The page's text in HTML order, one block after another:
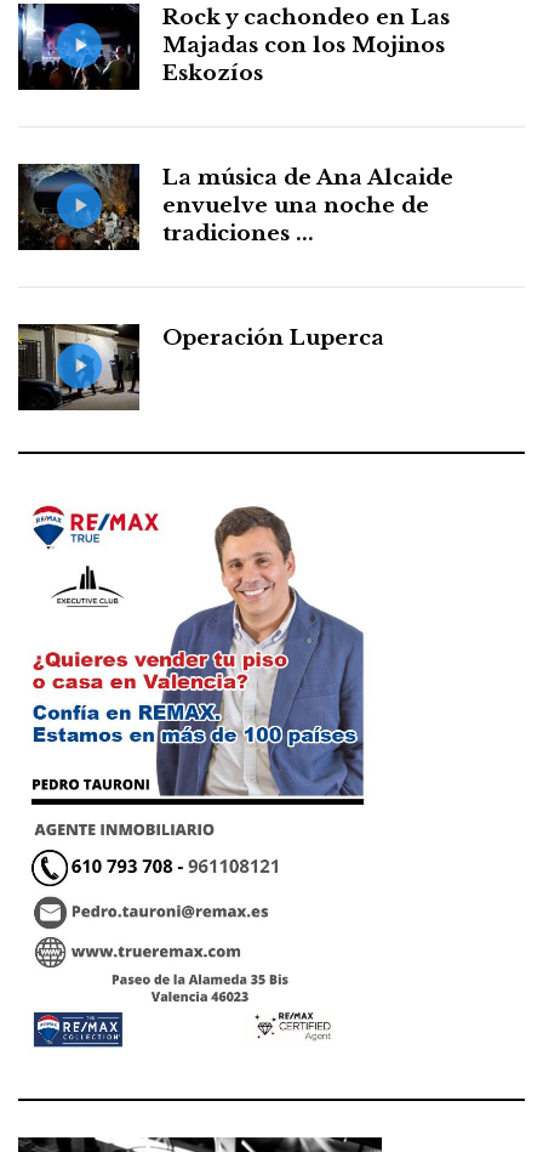
Rock y cachondeo en Las
Majadas con los Mojinos
Eskozíos
La música de Ana Alcaide
envuelve una noche de
tradiciones ...
Operación Luperca